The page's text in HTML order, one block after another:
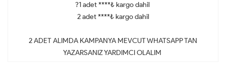
?1 adet ****₺ kargo dahil
2 adet ****₺ kargo dahil
2 ADET ALIMDA KAMPANYA MEVCUT WHATSAPP TAN
YAZARSANIZ YARDIMCI OLALIM